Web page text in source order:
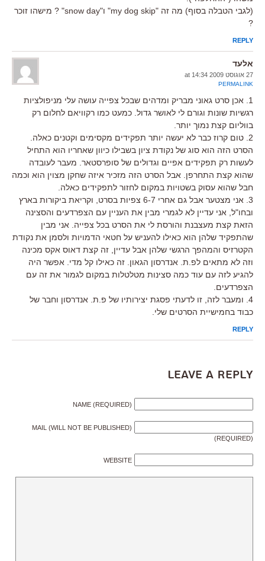
(לגבי הטבלה בסוף) מה זה "my dog skip" ו"snow day" ? מישהו זוכר
?
REPLY
אלעד
27 אוגוסט 2009 at 14:34
PERMALINK
1. אכן סרט גאוני מבריק ומדהים שבכל צפייה עושה עלי מניפולציות
רגשיות שונות וגורם לי לאושר גדול. כמעט כמו רקוויאם לחלום רק
בווליום קצת נמוך יותר.
2. טום קרוז כבר לא יעשה יותר תפקידים מקסימים וקטנים כאלה.
הסרט הזה הוא סוג של נקודת ציון בשבילו כיוון שאחריו הוא התחיל
לעשות רק תפקידים אפיים וגדולים של סופרסטאר. מעבר לעובדה
שהוא קצת התחרפן. אבל הסרט הזה מזכיר איזה שחקן מצוין הוא וכמה
חבל שהוא עסוק בשטויות במקום לחזור לתפקידים כאלה.
3. אני מצטער אבל גם אחרי 6-7 צפיות בסרט, וקריאת ביקורות בארץ
ובחו"ל, אני עדיין לא לגמרי מבין את העניין עם הצפרדעים והסצינה
הזאת קצת מעצבנת והורסת לי את הסרט בכל צפייה. אני מבין
שהתפקיד שלהן הוא כאילו להעניש על חטאי הדמויות ולסמן את נקודת
הקטרזיס והמהפך הרגשי שלהן אבל עדיין, זה קצת דאוס אקס מכינה
וזה לא מתאים לפ.ת. אנדרסון הגאון. זה כאילו קל מדי. אפשר היה
להגיע לזה עם עוד כמה סצינות מטלטלות במקום לגמור את זה עם
הצפרדעים.
4. ומעבר לזה, זו לדעתי פסגת יצירותיו של פ.ת. אנדרסון וחבר של
כבוד בחמישיית הסרטים שלי.
REPLY
Leave a Reply
NAME (REQUIRED)
MAIL (WILL NOT BE PUBLISHED)
(REQUIRED)
WEBSITE